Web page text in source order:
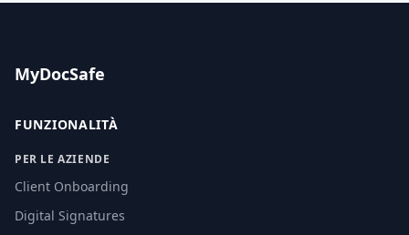
MyDocSafe
FUNZIONALITÀ
PER LE AZIENDE
Client Onboarding
Digital Signatures